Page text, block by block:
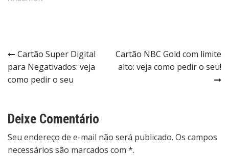
Navegação
de
Cartão Super Digital
para Negativados: veja
como pedir o seu
Cartão NBC Gold com limite
alto: veja como pedir o seu!
Deixe Comentário
Seu endereço de e-mail não será publicado. Os campos
necessários são marcados com *.